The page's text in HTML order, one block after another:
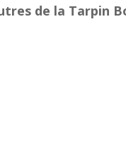
de la Tarpin